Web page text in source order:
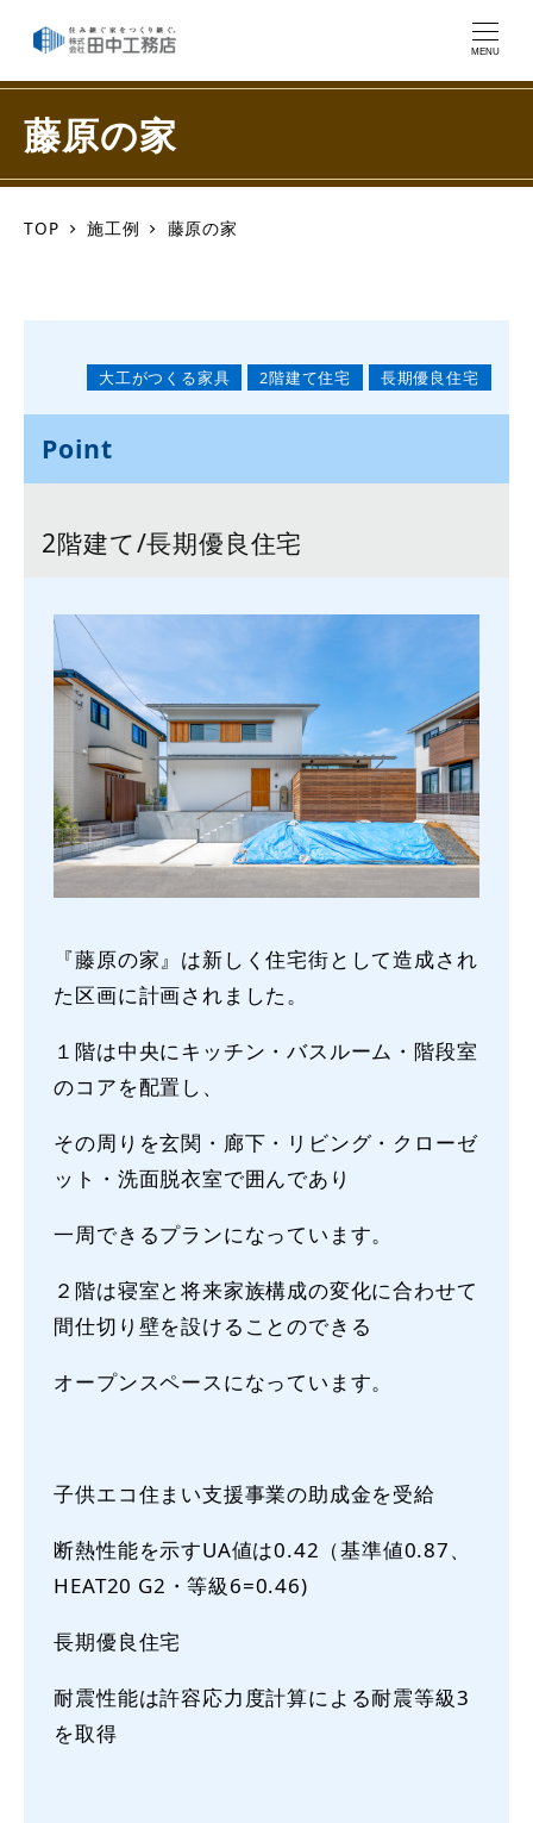
MENU
藤原の家
TOP 施工例 藤原の家
大工がつくる家具 2階建て住宅 長期優良住宅
2階建て/長期優良住宅
『藤原の家』は新しく住宅街として造成され
た区画に計画されました。
１階は中央にキッチン・バスルーム・階段室
のコアを配置し、
その周りを玄関・廊下・リビング・クローゼ
ット・洗面脱衣室で囲んであり
一周できるプランになっています。
２階は寝室と将来家族構成の変化に合わせて
間仕切り壁を設けることのできる
オープンスペースになっています。
子供エコ住まい支援事業の助成金を受給
断熱性能を示すUA値は0.42（基準値0.87、
HEAT20 G2・等級6=0.46)
長期優良住宅
耐震性能は許容応力度計算による耐震等級3
を取得